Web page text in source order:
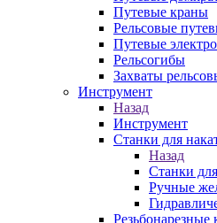
Путевые краны
Рельсовые
Путевые
Рельсогибы
Захваты
Инструмент
Назад
Инструмент
Станки для
Назад
Станки
Ручные